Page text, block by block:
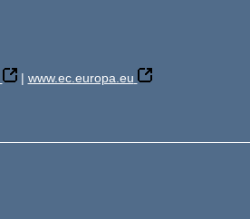
| www.ec.europa.eu